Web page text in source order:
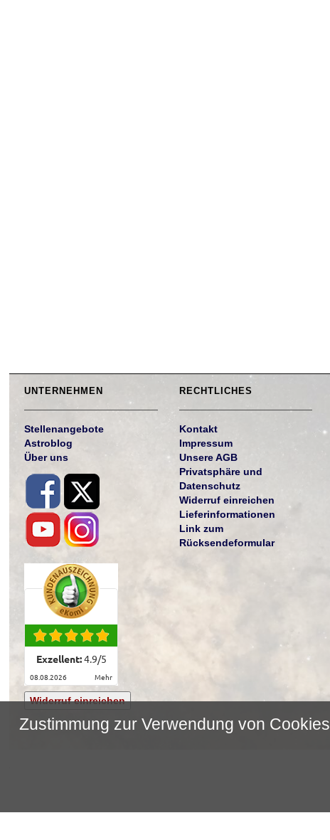
UNTERNEHMEN
Stellenangebote
Astroblog
Über uns
Exzellent:4.9/5
08.08.2026 mehr
Widerruf einreichen
RECHTLICHES
Kontakt
Impressum
Unsere AGB
Privatsphäre und
Datenschutz
Widerruf einreichen
Lieferinformationen
Link zum
Rücksendeformular
Zustimmung zur Verwendung von Cookies